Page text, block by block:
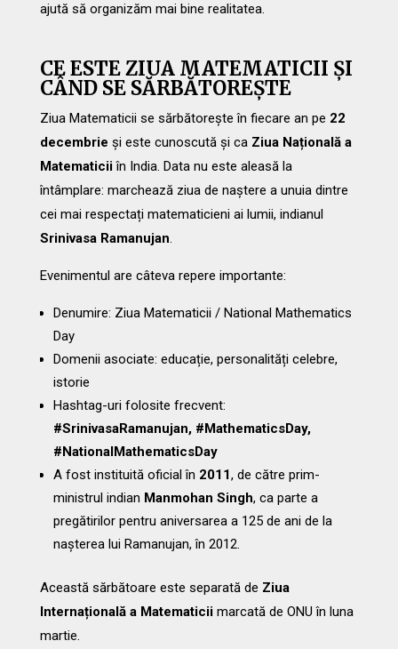
ajută să organizăm mai bine realitatea.
CE ESTE ZIUA MATEMATICII ȘI
CÂND SE SĂRBĂTOREȘTE
Ziua Matematicii se sărbătorește în fiecare an pe 22
decembrie și este cunoscută și ca Ziua Națională a
Matematiciiîn India. Data nu este aleasă la
întâmplare: marchează ziua de naștere a unuia dintre
cei mai respectați matematicieni ai lumii, indianul
Srinivasa Ramanujan.
Evenimentul are câteva repere importante:
Denumire: Ziua Matematicii / National Mathematics
Day
Domenii asociate: educație, personalități celebre,
istorie
Hashtag-uri folosite frecvent:
#SrinivasaRamanujan, #MathematicsDay,
#NationalMathematicsDay
A fost instituită oficial în 2011, de către prim-
ministrul indian Manmohan Singh, ca parte a
pregătirilor pentru aniversarea a 125 de ani de la
nașterea lui Ramanujan, în 2012.
Această sărbătoare este separată de Ziua
Internațională a Matematiciimarcată de ONU în luna
martie.